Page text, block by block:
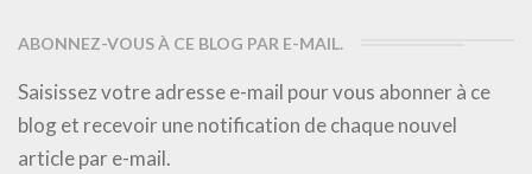
ABONNEZ-VOUS À CE BLOG PAR E-MAIL.
Saisissez votre adresse e-mail pour vous abonner à ce
blog et recevoir une notification de chaque nouvel
article par e-mail.